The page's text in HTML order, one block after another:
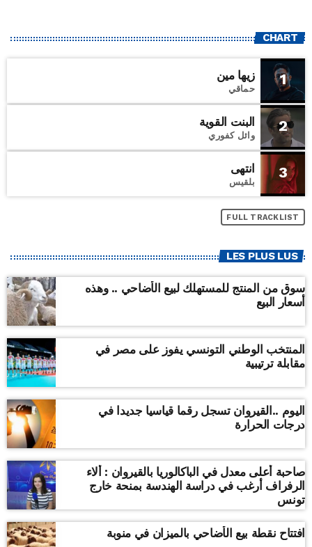
CHART
1 زيها مين
حماقي
2 البنت القوية
وائل كفوري
3 انتهى
بلقيس
FULL TRACKLIST
LES PLUS LUS
سوق من المنتج للمستهلك لبيع الأضاحي .. وهذه
أسعار البيع
المنتخب الوطني التونسي يفوز على مصر في
مقابلة ترتيبية
اليوم ..القيروان تسجل رقما قياسيا جديدا في
درجات الحرارة
صاحبة أعلى معدل في الباكالوريا بالقيروان : ألاء
الرفراف أرغب في دراسة الهندسة بمنحة خارج
تونس
افتتاح نقطة بيع الأضاحي بالميزان في منوبة